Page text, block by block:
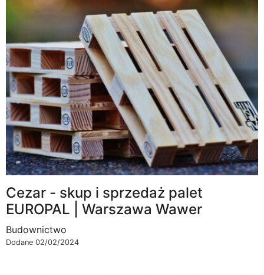
Cezar - skup i sprzedaż palet
EUROPAL | Warszawa Wawer
Budownictwo
Dodane 02/02/2024